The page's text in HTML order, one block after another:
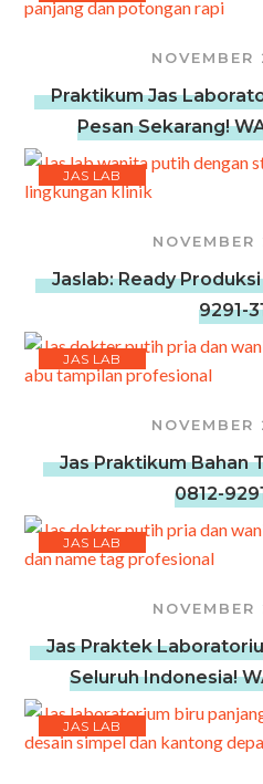
Praktikum Jas
Pesan Sekarang!
JAS LAB
Jaslab: Ready
9291-
JAS LAB
Jas Praktikum Bahan
0812-
JAS LAB
Jas Praktek
Seluruh Indonesia!
JAS LAB